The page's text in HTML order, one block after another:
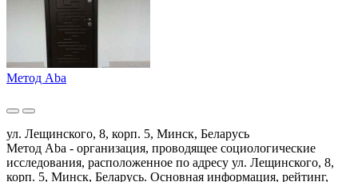
Метод Aba
ул. Лещинского, 8, корп. 5, Минск, Беларусь
Метод Aba - организация, проводящее социологические
исследования, расположенное по адресу ул. Лещинского, 8,
корп. 5, Минск, Беларусь. Основная информация, рейтинг,